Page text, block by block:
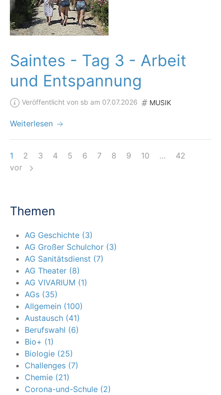
Saintes - Tag 3 - Arbeit
und Entspannung
Veröffentlicht von sb am 07.07.2026 MUSIK
Weiterlesen
1 2 3 4 5 6 7 8 9 10 …
42
vor
Themen
AG Geschichte (3)
AG Großer Schulchor (3)
AG Sanitätsdienst (7)
AG Theater (8)
AG VIVARIUM (1)
AGs (35)
Allgemein (100)
Austausch (41)
Berufswahl (6)
Bio+ (1)
Biologie (25)
Challenges (7)
Chemie (21)
Corona-und-Schule (2)